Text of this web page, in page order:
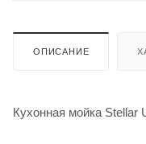
ОПИСАНИЕ
Кухонная мойка Stellar